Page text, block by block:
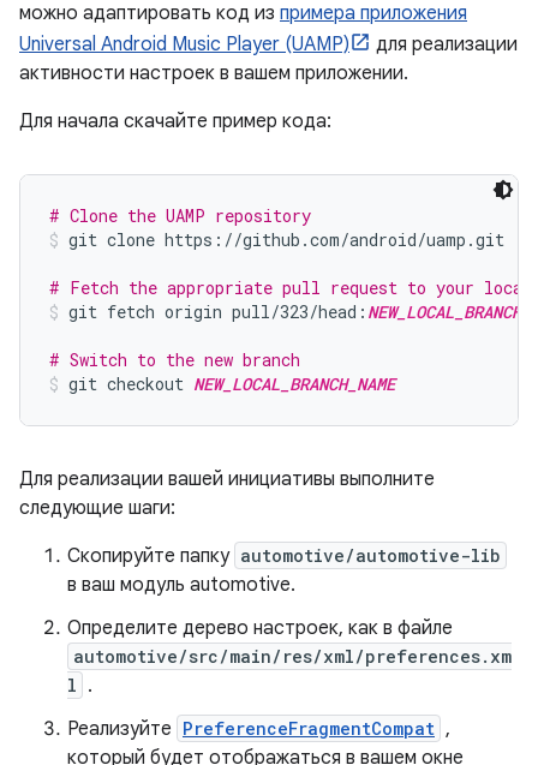
можно адаптировать код из примера приложения
Universal Android Music Player (UAMP)
для реализации
активности настроек в вашем приложении.
Для начала скачайте пример кода:
# Clone the UAMP repository
git clone https://github.com/android/uamp.git
# Fetch the appropriate pull request to your
git fetch origin pull/323/head:
# Switch to the new branch
git checkout NEW_LOCAL_BRANCH_NAME
Для реализации вашей инициативы выполните
следующие шаги:
Скопируйте папку automotive/automotive-lib
в ваш модуль automotive.
Определите дерево настроек, как в файле
automotive/src/main/res/xml/preferences.xm
l .
Реализуйте PreferenceFragmentCompat ,
который будет отображаться в вашем окне